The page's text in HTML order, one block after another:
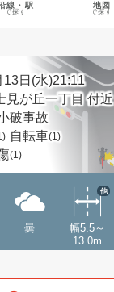
線・駅
で探す
地図
で探す
13日(水)21:11
見が丘一丁目 付近
破事故
自転車(1)
(1)
曇
幅5.5～
13.0m
他